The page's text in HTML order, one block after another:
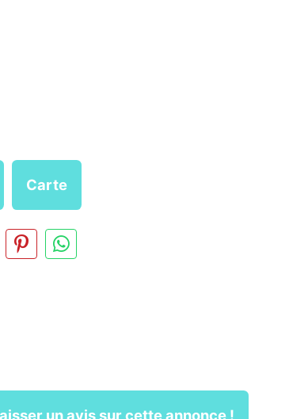
Carte
un avis sur cette annonce !